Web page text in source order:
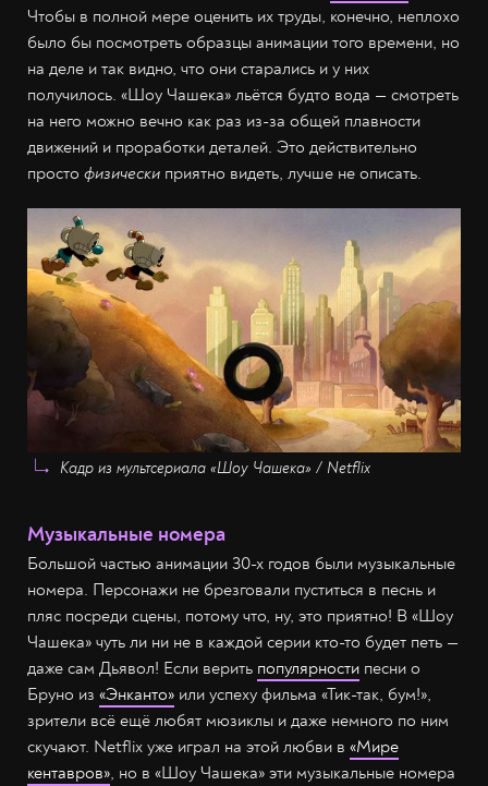
Чтобы в полной мере оценить их труды, конечно, неплохо
было бы посмотреть образцы анимации того времени, но
на деле и так видно, что они старались и у них
получилось. «Шоу Чашека» льётся будто вода — смотреть
на него можно вечно как раз из-за общей плавности
движений и проработки деталей. Это действительно
просто физически приятно видеть, лучше не описать.
Кадр из мультсериала «Шоу Чашека» / Netflix
Музыкальные номера
Большой частью анимации 30-х годов были музыкальные
номера. Персонажи не брезговали пуститься в песнь и
пляс посреди сцены, потому что, ну, это приятно! В «Шоу
Чашека» чуть ли ни не в каждой серии кто-то будет петь —
даже сам Дьявол! Если верить популярности песни о
Бруно из «Энканто» или успеху фильма «Тик-так, бум!»,
зрители всё ещё любят мюзиклы и даже немного по ним
скучают. Netflix уже играл на этой любви в «Мире
кентавров», но в «Шоу Чашека» эти музыкальные номера